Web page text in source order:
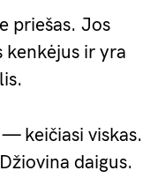
priešas. Jos
kenkėjus ir yra
keičiasi viskas.
daigus.